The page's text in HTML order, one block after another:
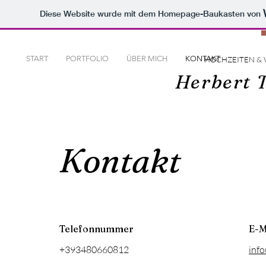
Diese Website wurde mit dem Homepage-Baukasten von
START PORTFOLIO ÜBER MICH KONTAKTHOCHZEITEN &
Herbert
Kontakt
Telefonnummer
+393480660812
E-